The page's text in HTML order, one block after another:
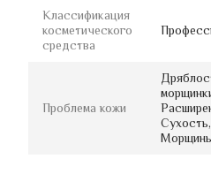
Классификация
косметического
средства
Проблема кожи